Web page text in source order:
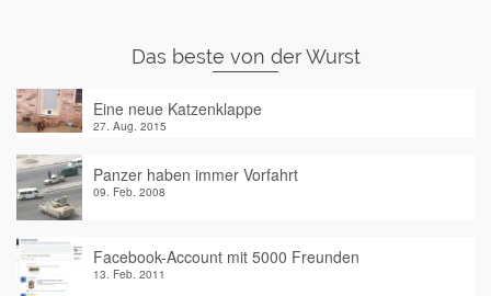
Das beste von der Wurst
Eine neue Katzenklappe
27. Aug. 2015
Panzer haben immer Vorfahrt
09. Feb. 2008
Facebook-Account mit 5000 Freunden
13. Feb. 2011